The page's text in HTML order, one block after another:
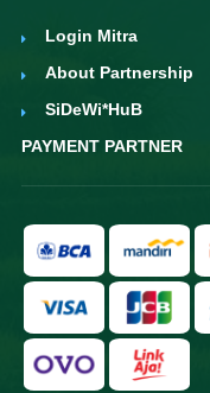
Login Mitra
About Partnership
SiDeWi*HuB
PAYMENT PARTNER